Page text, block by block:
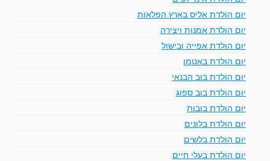
יום הולדת אליס בארץ הפלאות
יום הולדת אמנות ויצירה
יום הולדת אפייה ובישול
יום הולדת באטמן
יום הולדת בוב הבנאי
יום הולדת בוב ספוג
יום הולדת בובות
יום הולדת בלונים
יום הולדת בלשים
יום הולדת בעלי חיים